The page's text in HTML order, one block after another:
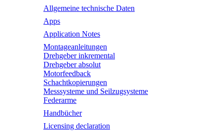
Allgemeine technische Daten
Apps
Application Notes
Montageanleitungen
Drehgeber inkremental
Drehgeber absolut
Motorfeedback
Schachtkopierungen
Messsysteme und Seilzugsysteme
Federarme
Handbücher
Licensing declaration